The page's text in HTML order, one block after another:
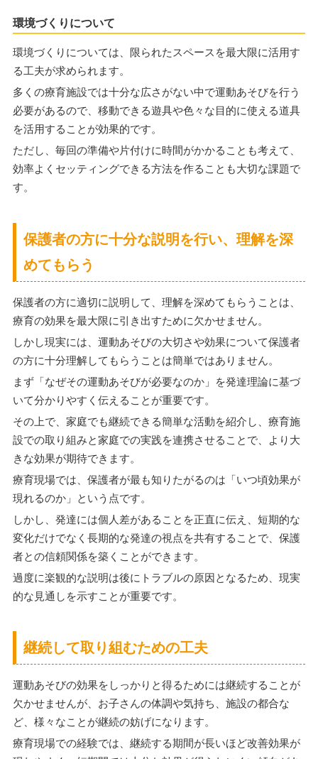
環境づくりについて
環境づくりについては、限られたスペースを最大限に活用す
る工夫が求められます。
多くの療育施設では十分な広さがない中で運動あそびを行う
必要があるので、移動できる遊具や色々な目的に使える道具
を活用することが効果的です。
ただし、毎回の準備や片付けに時間がかかることも考えて、
効率よくセッティングできる方法を作ることも大切な課題で
す。
保護者の方に十分な説明を行い、理解を深
めてもらう
保護者の方に適切に説明して、理解を深めてもらうことは、
療育の効果を最大限に引き出すために欠かせません。
しかし現実には、運動あそびの大切さや効果について保護者
の方に十分理解してもらうことは簡単ではありません。
まず「なぜその運動あそびが必要なのか」を発達理論に基づ
いて分かりやすく伝えることが重要です。
その上で、家庭でも継続できる簡単な活動を紹介し、療育施
設での取り組みと家庭での実践を連携させることで、より大
きな効果が期待できます。
療育現場では、保護者が最も知りたがるのは「いつ頃効果が
現れるのか」という点です。
しかし、発達には個人差があることを正直に伝え、短期的な
変化だけでなく長期的な発達の視点を共有することで、保護
者との信頼関係を築くことができます。
過度に楽観的な説明は後にトラブルの原因となるため、現実
的な見通しを示すことが重要です。
継続して取り組むための工夫
運動あそびの効果をしっかりと得るためには継続することが
欠かせませんが、お子さんの体調や気持ち、施設の都合な
ど、様々なことが継続の妨げになります。
療育現場での経験では、継続する期間が長いほど改善効果が